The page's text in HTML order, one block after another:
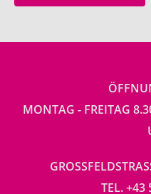
MONTAG - FREITAG
TEL.+43